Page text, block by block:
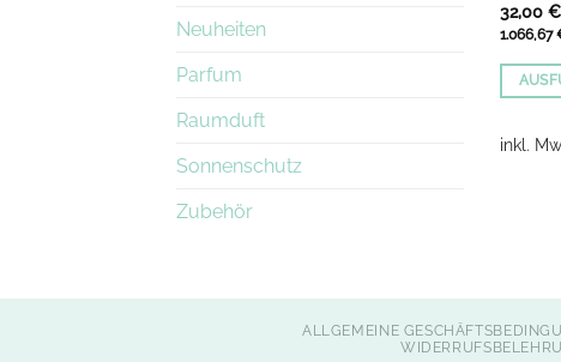
Neuheiten
Parfum
Raumduft
Sonnenschutz
Zubehör
32,00 €
1.066,67
Produkt
können
inkl.
ALLGEMEINE